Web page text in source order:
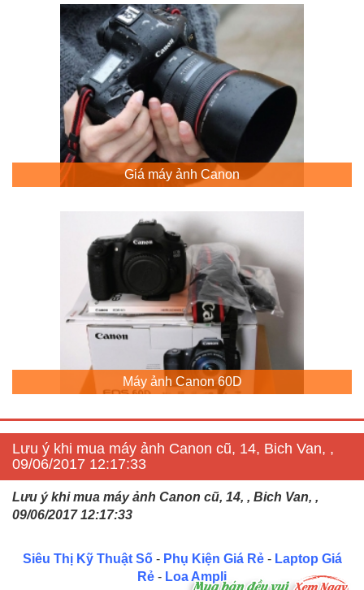
Giá máy ảnh Canon
Máy ảnh Canon 60D
Lưu ý khi mua máy ảnh Canon cũ, 14, Bich Van, ,
09/06/2017 12:17:33
Lưu ý khi mua máy ảnh Canon cũ, 14, , Bich Van, ,
09/06/2017 12:17:33
Siêu Thị Kỹ Thuật Số- Phụ Kiện Giá Rẻ- Laptop Giá
Rẻ - Loa Ampli